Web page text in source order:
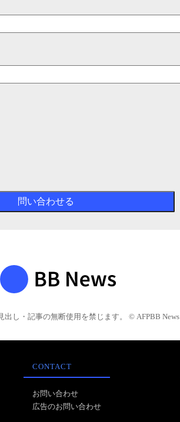
出し・記事の無断使用を禁じます。 © AFPBB News
CONTACT
お問い合わせ
広告のお問い合わせ